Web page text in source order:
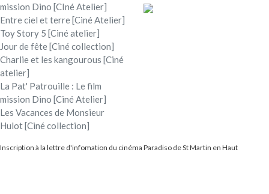
mission Dino [CIné Atelier]
Entre ciel et terre [Ciné Atelier]
Toy Story 5 [Ciné atelier]
Jour de fête [Ciné collection]
Charlie et les kangourous [Ciné
atelier]
La Pat' Patrouille : Le film
mission Dino [Ciné Atelier]
Les Vacances de Monsieur
Hulot [Ciné collection]
Inscription à la lettre d'infomation du cinéma Paradiso de St Martin en Haut